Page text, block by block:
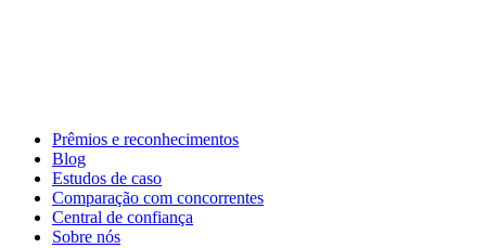
Prêmios e reconhecimentos
Blog
Estudos de caso
Comparação com concorrentes
Central de confiança
Sobre nós